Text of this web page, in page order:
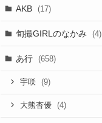
AKB (17)
旬撮GIRLのなかみ (4)
あ行 (658)
宇咲 (9)
大熊杏優 (4)